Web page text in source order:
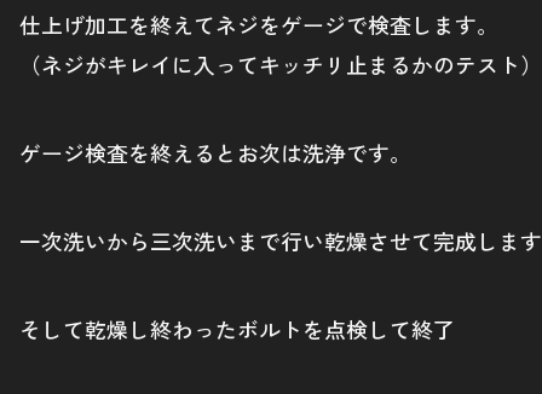
仕上げ加工を終えてネジをゲージで検査します。
（ネジがキレイに入ってキッチリ止まるかのテスト）
ゲージ検査を終えるとお次は洗浄です。
一次洗いから三次洗いまで行い乾燥させて完成しま
そして乾燥し終わったボルトを点検して終了